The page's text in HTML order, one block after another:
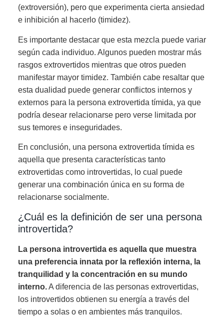
(extroversión), pero que experimenta cierta ansiedad
e inhibición al hacerlo (timidez).
Es importante destacar que esta mezcla puede variar
según cada individuo. Algunos pueden mostrar más
rasgos extrovertidos mientras que otros pueden
manifestar mayor timidez. También cabe resaltar que
esta dualidad puede generar conflictos internos y
externos para la persona extrovertida tímida, ya que
podría desear relacionarse pero verse limitada por
sus temores e inseguridades.
En conclusión, una persona extrovertida tímida es
aquella que presenta características tanto
extrovertidas como introvertidas, lo cual puede
generar una combinación única en su forma de
relacionarse socialmente.
¿Cuál es la definición de ser una persona
introvertida?
La persona introvertida es aquella que muestra
una preferencia innata por la reflexión interna, la
tranquilidad y la concentración en su mundo
interno.A diferencia de las personas extrovertidas,
los introvertidos obtienen su energía a través del
tiempo a solas o en ambientes más tranquilos.